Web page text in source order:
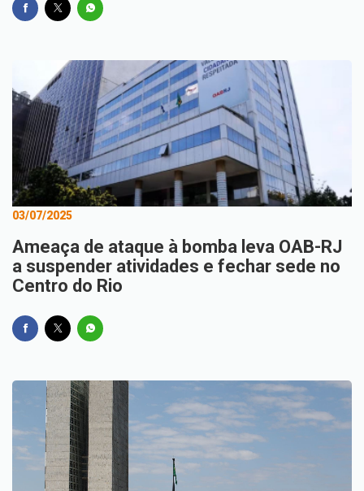
03/07/2025
Ameaça de ataque à bomba leva OAB-RJ
a suspender atividades e fechar sede no
Centro do Rio